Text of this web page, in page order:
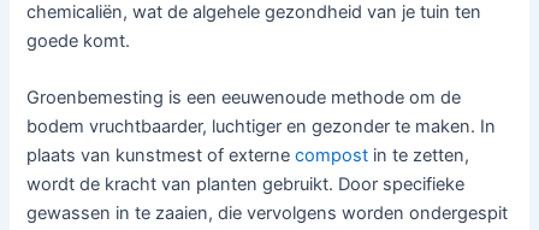
chemicaliën, wat de algehele gezondheid van je tuin ten
goede komt.
Groenbemesting is een eeuwenoude methode om de
bodem vruchtbaarder, luchtiger en gezonder te maken. In
plaats van kunstmest of externecompost in te zetten,
wordt de kracht van planten gebruikt. Door specifieke
gewassen in te zaaien, die vervolgens worden ondergespit